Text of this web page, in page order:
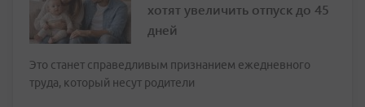
хотят увеличить отпуск до 45
дней
Это станет справедливым признанием ежедневного
труда, который несут родители